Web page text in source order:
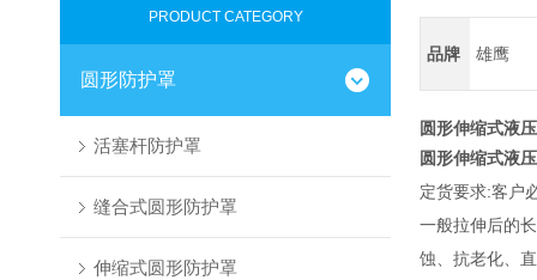
PRODUCT CATEGORY
圆形防护罩
活塞杆防护罩
缝合式圆形防护罩
伸缩式圆形防护罩
品牌 雄鹰
圆形伸缩式液
圆形伸缩式液
定货要求:客户
一般拉伸后的
蚀、抗老化、